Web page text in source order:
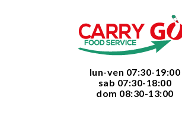
  lun-ven 07:30-19:00
  sab 07:30-18:00
  dom 08:30-13:00